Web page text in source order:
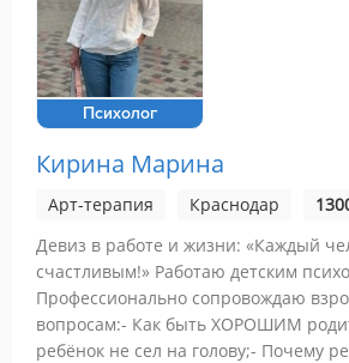
Психолог
Кирина Марина
Арт-терапия Краснодар
Девиз в работе и жизни: «Каждый
счастливым!» Работаю детским
Профессионально сопровождаю
вопросам:- Как быть ХОРОШИМ
ребёнок не сел на голову;- Почему